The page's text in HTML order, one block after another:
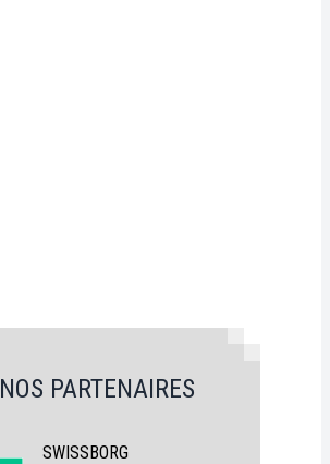
NOS PARTENAIRES
SWISSBORG